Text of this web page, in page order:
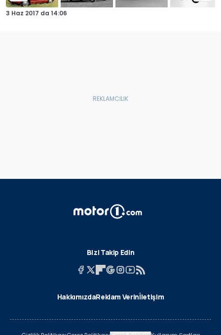
3 Haz 2017 da 14:06
Bizi Takip Edin
HakkımızdaReklam Verinİletişim